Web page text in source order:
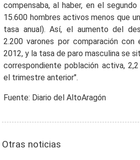
compensaba, al haber, en el
15.600 hombres activos menos que
tasa anual). Así, el aumento del
2.200 varones por comparación
2012, y la tasa de paro masculina se
correspondiente población activa,
el trimestre anterior".
Fuente: Diario del AltoAragón
Otras noticias